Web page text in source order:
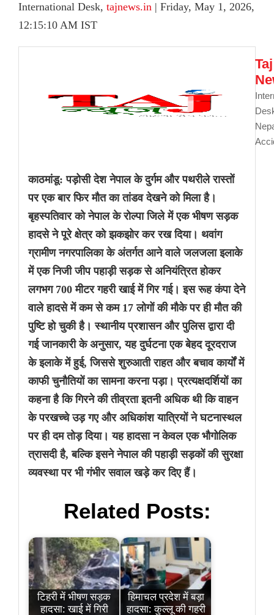
International Desk, tajnews.in | Friday, May 1, 2026,
12:15:10 AM IST
Taj
काठमांडू: पड़ोसी देश नेपाल के दुर्गम और पथरीले रास्तों
पर एक बार फिर मौत का तांडव देखने को मिला है।
बृहस्पतिवार को नेपाल के रोल्पा जिले में एक भीषण सड़क
हादसे ने पूरे क्षेत्र को झकझोर कर रख दिया। थवांग
ग्रामीण नगरपालिका के अंतर्गत आने वाले जलजला इलाके
में एक निजी जीप पहाड़ी सड़क से अनियंत्रित होकर
लगभग 700 मीटर गहरी खाई में गिर गई। इस रूह कंपा देने
वाले हादसे में कम से कम 17 लोगों की मौके पर ही मौत की
पुष्टि हो चुकी है। स्थानीय प्रशासन और पुलिस द्वारा दी
गई जानकारी के अनुसार, यह दुर्घटना एक बेहद दूरदराज
के इलाके में हुई, जिससे शुरुआती राहत और बचाव कार्यों में
काफी चुनौतियों का सामना करना पड़ा। प्रत्यक्षदर्शियों का
कहना है कि गिरने की तीव्रता इतनी अधिक थी कि वाहन
के परखच्चे उड़ गए और अधिकांश यात्रियों ने घटनास्थल
पर ही दम तोड़ दिया। यह हादसा न केवल एक भौगोलिक
त्रासदी है, बल्कि इसने नेपाल की पहाड़ी सड़कों की सुरक्षा
व्यवस्था पर भी गंभीर सवाल खड़े कर दिए हैं।
Related Posts:
टिहरी में भीषण सड़क
हादसा: खाई में गिरी
हिमाचल प्रदेश में बड़ा
हादसा: कुल्लू की गहरी